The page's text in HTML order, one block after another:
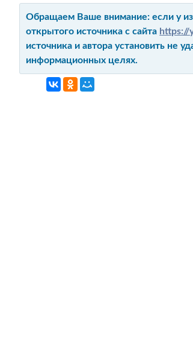
Обращаем Ваше внимание: если у
открытого источника с сайта https://
источника и автора установить не
информационных целях.